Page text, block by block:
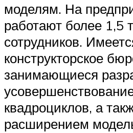
моделям. На
работают более 1,5
сотрудников.
конструкторское
занимающиеся
квадроциклов, а
расширением